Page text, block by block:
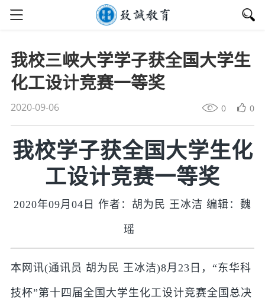
我校三峡大学学子获全国大学生
化工设计竞赛一等奖
2020-09-06 0 0
我校学子获全国大学生化
工设计竞赛一等奖
2020年09月04日 作者：胡为民 王冰洁 编辑：魏
瑶
本网讯(通讯员 胡为民 王冰洁)8月23日，“东华科
技杯”第十四届全国大学生化工设计竞赛全国总决